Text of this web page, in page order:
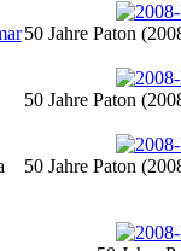
50 Jahre Paton
50 Jahre Paton
50 Jahre Paton